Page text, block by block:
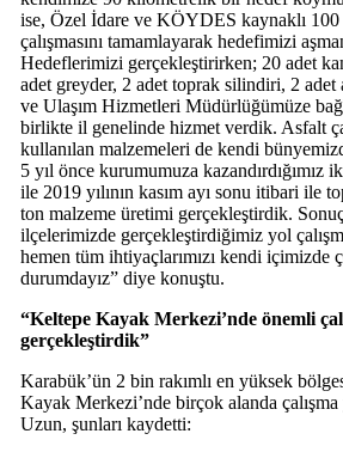
ise, Özel İdare ve KÖYDES kaynaklı
çalışmasını tamamlayarak hedefimizi
Hedeflerimizi gerçekleştirirken; 20 adet
adet greyder, 2 adet toprak silindiri, 2
ve Ulaşım Hizmetleri Müdürlüğümüze
birlikte il genelinde hizmet verdik. Asfalt
kullanılan malzemeleri de kendi
5 yıl önce kurumumuza kazandırdığımız
ile 2019 yılının kasım ayı sonu itibari ile
ton malzeme üretimi gerçekleştirdik.
ilçelerimizde gerçekleştirdiğimiz yol
hemen tüm ihtiyaçlarımızı kendi içimizde
durumdayız” diye konuştu.
“Keltepe Kayak Merkezi’nde önemli
gerçekleştirdik”
Karabük’ün 2 bin rakımlı en yüksek
Kayak Merkezi’nde birçok alanda çalışma
Uzun, şunları kaydetti: